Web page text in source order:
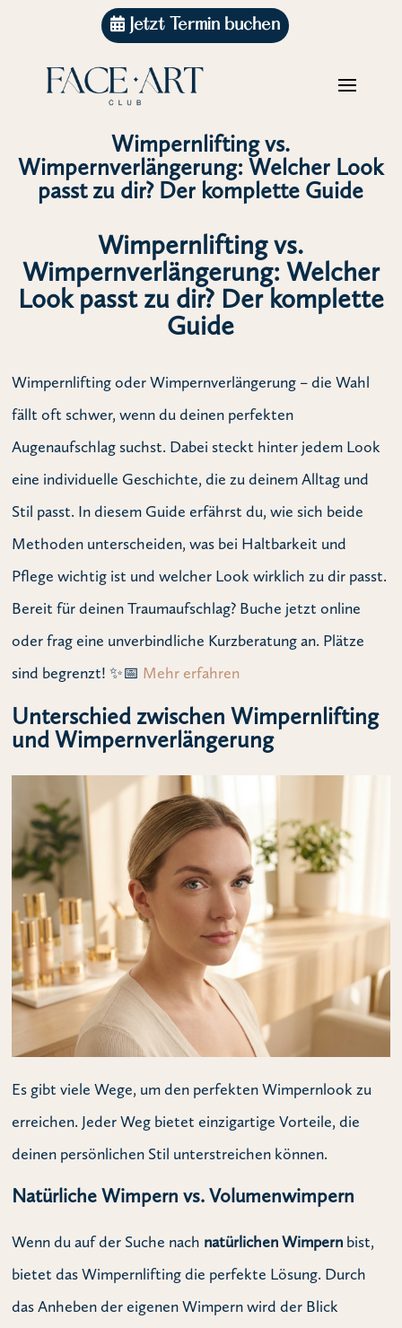
Jetzt Termin buchen
Wimpernlifting vs.
Wimpernverlängerung: Welcher Look
passt zu dir? Der komplette Guide
Wimpernlifting vs.
Wimpernverlängerung: Welcher
Look passt zu dir? Der komplette
Guide
Wimpernlifting oder Wimpernverlängerung – die Wahl
fällt oft schwer, wenn du deinen perfekten
Augenaufschlag suchst. Dabei steckt hinter jedem Look
eine individuelle Geschichte, die zu deinem Alltag und
Stil passt. In diesem Guide erfährst du, wie sich beide
Methoden unterscheiden, was bei Haltbarkeit und
Pflege wichtig ist und welcher Look wirklich zu dir passt.
Bereit für deinen Traumaufschlag? Buche jetzt online
oder frag eine unverbindliche Kurzberatung an. Plätze
sind begrenzt! ✨📅 Mehr erfahren
Unterschied zwischen Wimpernlifting
und Wimpernverlängerung
Es gibt viele Wege, um den perfekten Wimpernlook zu
erreichen. Jeder Weg bietet einzigartige Vorteile, die
deinen persönlichen Stil unterstreichen können.
Natürliche Wimpern vs. Volumenwimpern
Wenn du auf der Suche nach natürlichen Wimpern bist,
bietet das Wimpernlifting die perfekte Lösung. Durch
das Anheben der eigenen Wimpern wird der Blick